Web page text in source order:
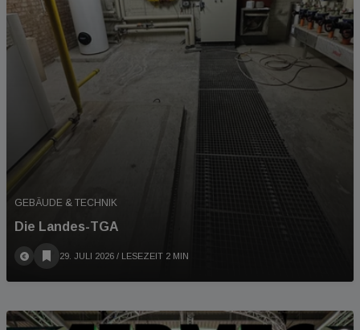
GEBÄUDE & TECHNIK
Die Landes-TGA
29. JULI 2026 / LESEZEIT 2 MIN